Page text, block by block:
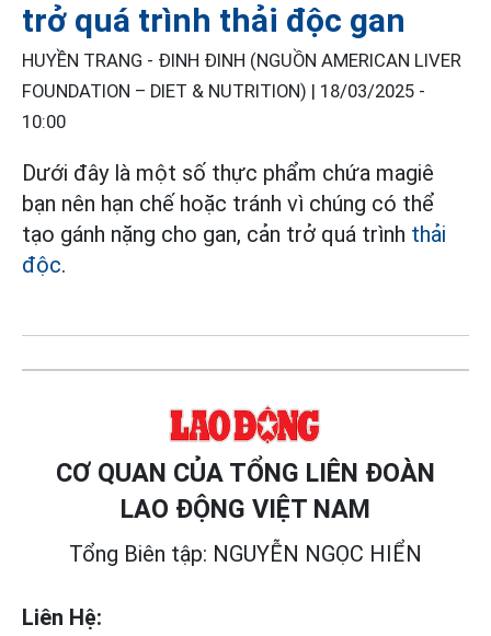
trở quá trình thải độc gan
HUYỀN TRANG - ĐINH ĐINH (NGUỒN AMERICAN LIVER
FOUNDATION – DIET & NUTRITION) | 18/03/2025 -
10:00
Dưới đây là một số thực phẩm chứa magiê
bạn nên hạn chế hoặc tránh vì chúng có thể
tạo gánh nặng cho gan, cản trở quá trình thải
độc.
CƠ QUAN CỦA TỔNG LIÊN ĐOÀN
LAO ĐỘNG VIỆT NAM
Tổng Biên tập: NGUYỄN NGỌC HIỂN
Liên Hệ: